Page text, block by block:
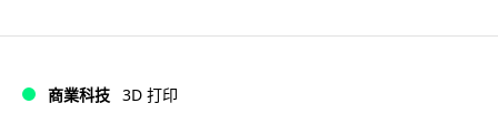
商業科技 3D 打印